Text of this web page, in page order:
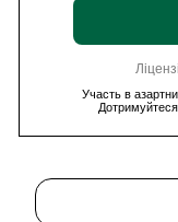
Участь в
Дотримуйтеся